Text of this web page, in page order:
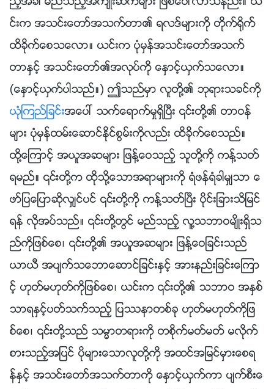
င္းက အသင္းေတာ္အသက္တာ၏ ရလဒ္မ်ားကို တိုက္႐ိုက္
ထိခိုက္ေစသေလာ။ ယင္းက ပုံမွန္အသင္းေတာ္အသက္
တာႏွင့္ အသင္းေတာ္၏အလုပ္ကို ေႏွာင့္ယွက္သေလာ။
(ေႏွာင့္ယွက္ပါသည္။) ဤသည္မွာ လူတို႔၏ ဘုရားသခင္ကို
ယုံၾကည္ျခင္းအေပၚ သက္ေရာက္မႈရွိၿပီး ၎တို႔၏ တာဝန္
မ်ား ပုံမွန္ထမ္းေဆာင္ႏိုင္စြမ္းကိုလည္း ထိခိုက္ေစသည္။
ထို႔ေၾကာင့္ အယူအဆမ်ား ျဖန႔္ေဝသည့္ သူတို႔ကို ကန႔္သတ္
ရမည္။ ၎တို႔က ထိုသို႔ေသာအရာမ်ားကို ရံဖန္ရံခါမွ်သာ ေ
ဖာ္ျပေျပာဆိုလွ်င္ပင္ ၎တို႔ကို ကန႔္သတ္ၿပီး ပိုင္းျခားသိျမင္
ရန္ လိုအပ္သည္။ ၎တို႔တြင္ မည္သည့္ လူ႔သဘာဝမ်ိဳးရွိသ
ည္ကိုျဖစ္ေစ၊ ၎တို႔၏ အယူအဆမ်ား ျဖန႔္ေဝျခင္းသည္
ယာယီ အပ်က္သေဘာေဆာင္ျခင္းႏွင့္ အားနည္းျခင္းေၾကာ
င့္ ဟုတ္မဟုတ္ကိုျဖစ္ေစ၊ ယင္းက ၎တို႔၏ သဘာဝ အႏွစ္
သာရႏွင့္ပတ္သက္သည့္ ျပႆနာတစ္ခု ဟုတ္မဟုတ္ကိုျဖ
စ္ေစ၊ ၎တို႔သည္ သမၼာတရားကို တစိုက္မတ္မတ္ မလိုက္
စားသည့္အျပင္ ပိုမ်ားေသာလူတို႔ကို အထင္အျမင္မွားေစရ
န္ႏွင့္ အသင္းေတာ္အသက္တာကို ေႏွာင့္ယွက္ကာ ပ်က္စီးေ